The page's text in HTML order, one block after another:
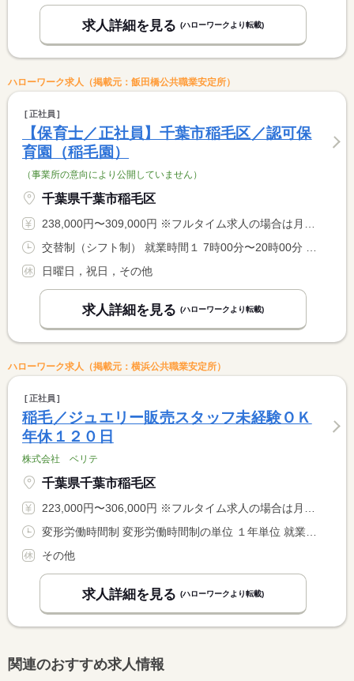
求人詳細を見る (ハローワークより転載)
ハローワーク求人（掲載元：飯田橋公共職業安定所）
正社員
【保育士／正社員】千葉市稲毛区／認可保
育園（稲毛園）
（事業所の意向により公開していません）
千葉県千葉市稲毛区
238,000円〜309,000円 ※フルタイム求人の場合は月額（換算額）、パート求人の場合は時間額を表示しています。
日曜日，祝日，その他
求人詳細を見る (ハローワークより転載)
ハローワーク求人（掲載元：横浜公共職業安定所）
正社員
稲毛／ジュエリー販売スタッフ未経験ＯＫ
年休１２０日
株式会社 ベリテ
千葉県千葉市稲毛区
223,000円〜306,000円 ※フルタイム求人の場合は月額（換算額）、パート求人の場合は時間額を表示しています。
その他
求人詳細を見る (ハローワークより転載)
関連のおすすめ求人情報